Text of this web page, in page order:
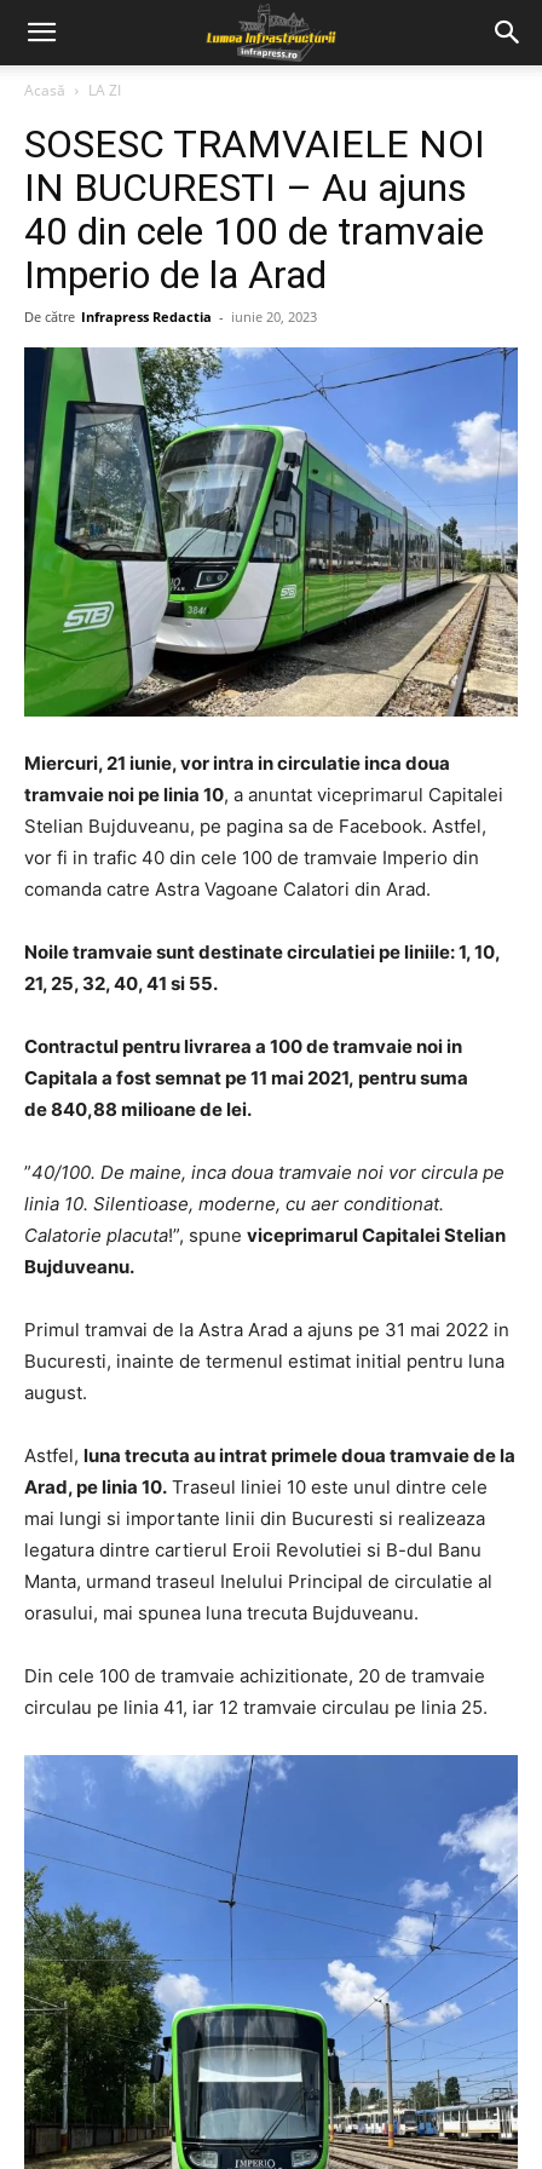
Acasă LA ZI
SOSESC TRAMVAIELE NOI
IN BUCURESTI – Au ajuns
40 din cele 100 de tramvaie
Imperio de la Arad
De către Infrapress Redactia - iunie 20, 2023
Miercuri, 21 iunie, vor intra in circulatie inca doua
tramvaie noi pe linia 10, a anuntat viceprimarul Capitalei
Stelian Bujduveanu, pe pagina sa de Facebook. Astfel,
vor fi in trafic 40 din cele 100 de tramvaie Imperio din
comanda catre Astra Vagoane Calatori din Arad.
Noile tramvaie sunt destinate circulatiei pe liniile: 1, 10,
21, 25, 32, 40, 41 si 55.
Contractul pentru livrarea a 100 de tramvaie noi in
Capitala a fost semnat pe 11 mai 2021, pentru suma
de 840,88 milioane de lei.
”40/100. De maine, inca doua tramvaie noi vor circula pe
linia 10. Silentioase, moderne, cu aer conditionat.
Calatorie placuta!”, spune viceprimarul Capitalei Stelian
Bujduveanu.
Primul tramvai de la Astra Arad a ajuns pe 31 mai 2022 in
Bucuresti, inainte de termenul estimat initial pentru luna
august.
Astfel, luna trecuta au intrat primele doua tramvaie de la
Arad, pe linia 10. Traseul liniei 10 este unul dintre cele
mai lungi si importante linii din Bucuresti si realizeaza
legatura dintre cartierul Eroii Revolutiei si B-dul Banu
Manta, urmand traseul Inelului Principal de circulatie al
orasului, mai spunea luna trecuta Bujduveanu.
Din cele 100 de tramvaie achizitionate, 20 de tramvaie
circulau pe linia 41, iar 12 tramvaie circulau pe linia 25.